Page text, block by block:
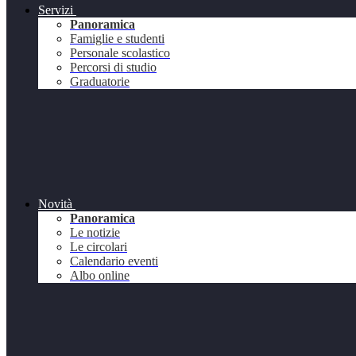
Servizi
Panoramica
Famiglie e studenti
Personale scolastico
Percorsi di studio
Graduatorie
Novità
Panoramica
Le notizie
Le circolari
Calendario eventi
Albo online